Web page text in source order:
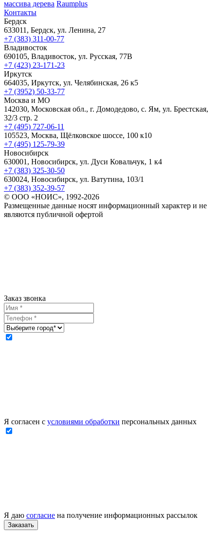
массива дерева Raumplus
Контакты
Бердск
633011, Бердск, ул. Ленина, 27
+7 (383) 311-00-77
Владивосток
690105, Владивосток, ул. Русская, 77В
+7 (423) 23-171-23
Иркутск
664035, Иркутск, ул. Челябинская, 26 к5
+7 (3952) 50-33-77
Москва и МО
142030, Московская обл., г. Домодедово, с. Ям, ул. Брестская,
32/3 стр. 2
+7 (495) 727-06-11
105523, ​Москва, Щёлковское шоссе, 100 к10
+7 (495) 125-79-39
Новосибирск
630001, Новосибирск, ул. Дуси Ковальчук, 1 к4
+7 (383) 325-30-50
630024, Новосибирск, ул. Ватутина, 103/1
+7 (383) 352-39-57
© ООО «НОИС», 1992-2026
Размещенные данные носят информационный характер и не
являются публичной офертой
Заказ звонка
Я согласен с условиями обработки персональных данных
Я даю согласие на получение информационных рассылок